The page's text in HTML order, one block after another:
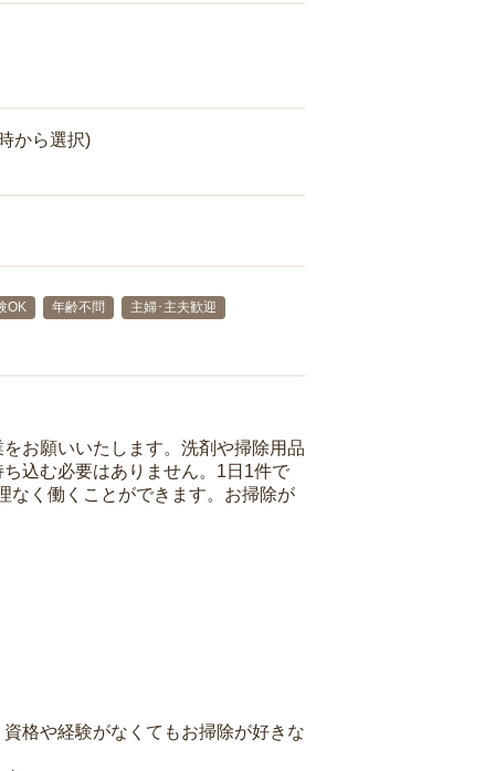
から選択)
OK 年齢不問
主婦･主夫歓迎
お願いいたします。洗剤や掃除用品
込む必要はありません。1日1件で
なく働くことができます。お掃除が
格や経験がなくてもお掃除が好きな